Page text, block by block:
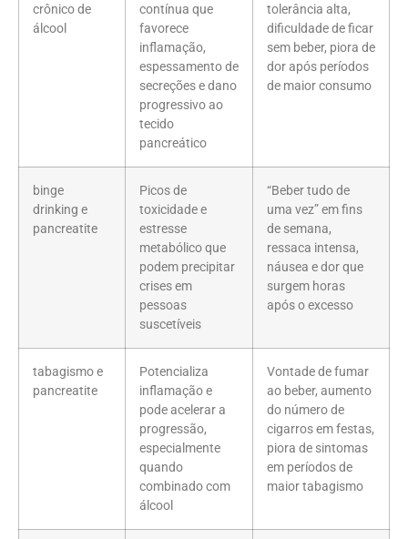
crônico de
álcool
contínua que
favorece
inflamação,
espessamento de
secreções e dano
progressivo ao
tecido
pancreático
tolerância alta,
dificuldade de ficar
sem beber, piora de
dor após períodos
de maior consumo
binge
drinking e
pancreatite
Picos de
toxicidade e
estresse
metabólico que
podem precipitar
crises em
pessoas
suscetíveis
“Beber tudo de
uma vez” em fins
de semana,
ressaca intensa,
náusea e dor que
surgem horas
após o excesso
tabagismo e
pancreatite
Potencializa
inflamação e
pode acelerar a
progressão,
especialmente
quando
combinado com
álcool
Vontade de fumar
ao beber, aumento
do número de
cigarros em festas,
piora de sintomas
em períodos de
maior tabagismo